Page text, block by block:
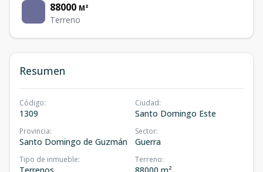
88000 M²
Terreno
Resumen
Código:
1309
Ciudad:
Santo Domingo Este
Provincia:
Santo Domingo de Guzmán
Sector:
Guerra
Tipo de inmueble: Terreno: